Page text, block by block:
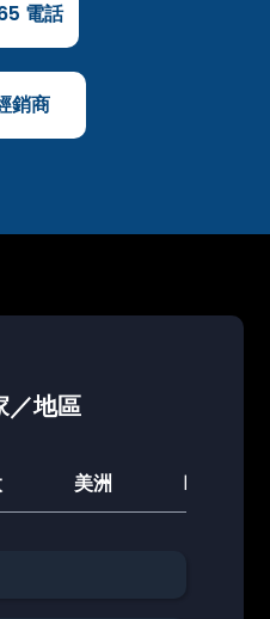
電話
銷商
／地區
美洲 歐洲